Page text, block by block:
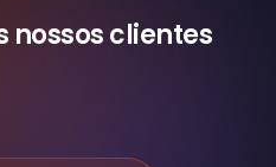
nossosclientes